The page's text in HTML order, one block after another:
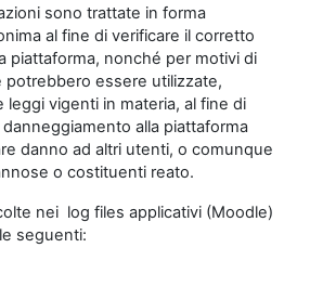
sono trattate in forma
al fine di verificare il corretto
piattaforma, nonché per motivi di
potrebbero essere utilizzate,
vigenti in materia, al fine di
alla piattaforma
danno ad altri utenti, o comunque
o costituenti reato.
nei log files applicativi (Moodle)
seguenti: